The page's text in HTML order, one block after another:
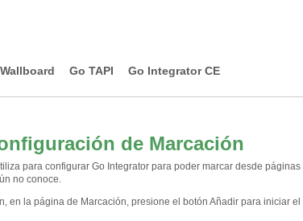
Go TAPI Go Integrator CE
de Marcación
para configurar Go Integrator para poder marcar desde
no conoce.
en la página de Marcación, presione el botón Añadir para iniciar